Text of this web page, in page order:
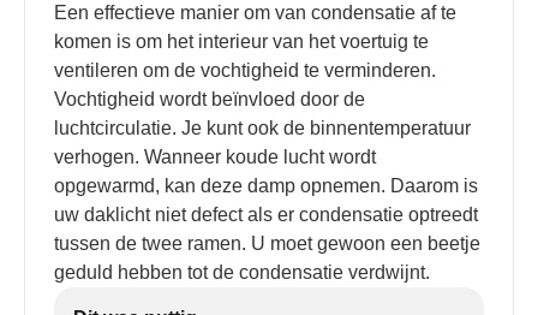
Een effectieve manier om van condensatie af te
komen is om het interieur van het voertuig te
ventileren om de vochtigheid te verminderen.
Vochtigheid wordt beïnvloed door de
luchtcirculatie. Je kunt ook de binnentemperatuur
verhogen. Wanneer koude lucht wordt
opgewarmd, kan deze damp opnemen. Daarom is
uw daklicht niet defect als er condensatie optreedt
tussen de twee ramen. U moet gewoon een beetje
geduld hebben tot de condensatie verdwijnt.